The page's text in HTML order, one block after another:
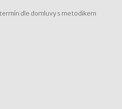
dle domluvy s metodikem